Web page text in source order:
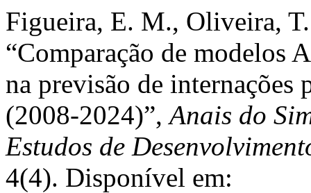
Figueira, E. M., Oliveira,
“Comparação de
na previsão de internações
(2008-2024)”,Anais do
Estudos de
4(4). Disponível em: